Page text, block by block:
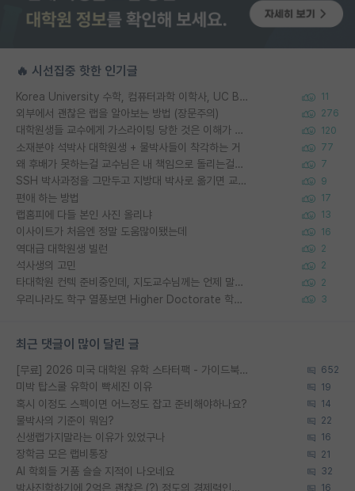
🔥 시선집중 핫한 인기글
Korea University 수학, 컴퓨터과학 이학사, UC Berkeley 산업공학 대학원 공학박사가 되는 것은 쉽지 않겠죠? 11
외부에서 괜찮은 랩을 알아보는 방법 (장문주의) 276
대학원생들 교수에게 가스라이팅 당한 것은 이해가 갑니다. 안타깝네요. 120
소재분야 석박사 대학원생 + 물박사들이 착각하는 거 77
왜 후배가 못하는걸 교수님은 내 책임으로 돌리는걸까요? 7
SSH 박사과정을 그만두고 지방대 박사로 옮기면 교수의 꿈은 끝일까요? 9
편애 하는 방법 17
랩홈피에 다들 본인 사진 올리냐 13
이사이트가 처음엔 정말 도움많이됐는데 16
역대급 대학원생 빌런 2
석사생의 고민 2
타대학원 컨텍 준비중인데, 지도교수님께는 언제 말씀드려야 할까요? 2
우리나라도 학구 열풍보면 Higher Doctorate 학위가 필요하다고 봅니다. 3
최근 댓글이 많이 달린 글
[무료] 2026 미국 대학원 유학 스타터팩 - 가이드북 & 합격자 컨택메일 템플릿 652
미박 탑스쿨 유학이 빡세진 이유 19
혹시 이정도 스펙이면 어느정도 잡고 준비해야하나요? 14
물박사의 기준이 뭐임? 22
신생랩가지말라는 이유가 있었구나 16
장학금 모은 랩비통장 21
AI 학회들 거품 슬슬 지적이 나오네요 32
박사진학하기에 2억은 괜찮은 (?) 정도의 경제력인가요 16